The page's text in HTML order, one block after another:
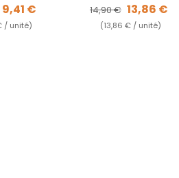
base
Prix
9,41 €
/ unité)
Prix de base
14,90 € Prix
13,86 €
(13,86 € / unité)